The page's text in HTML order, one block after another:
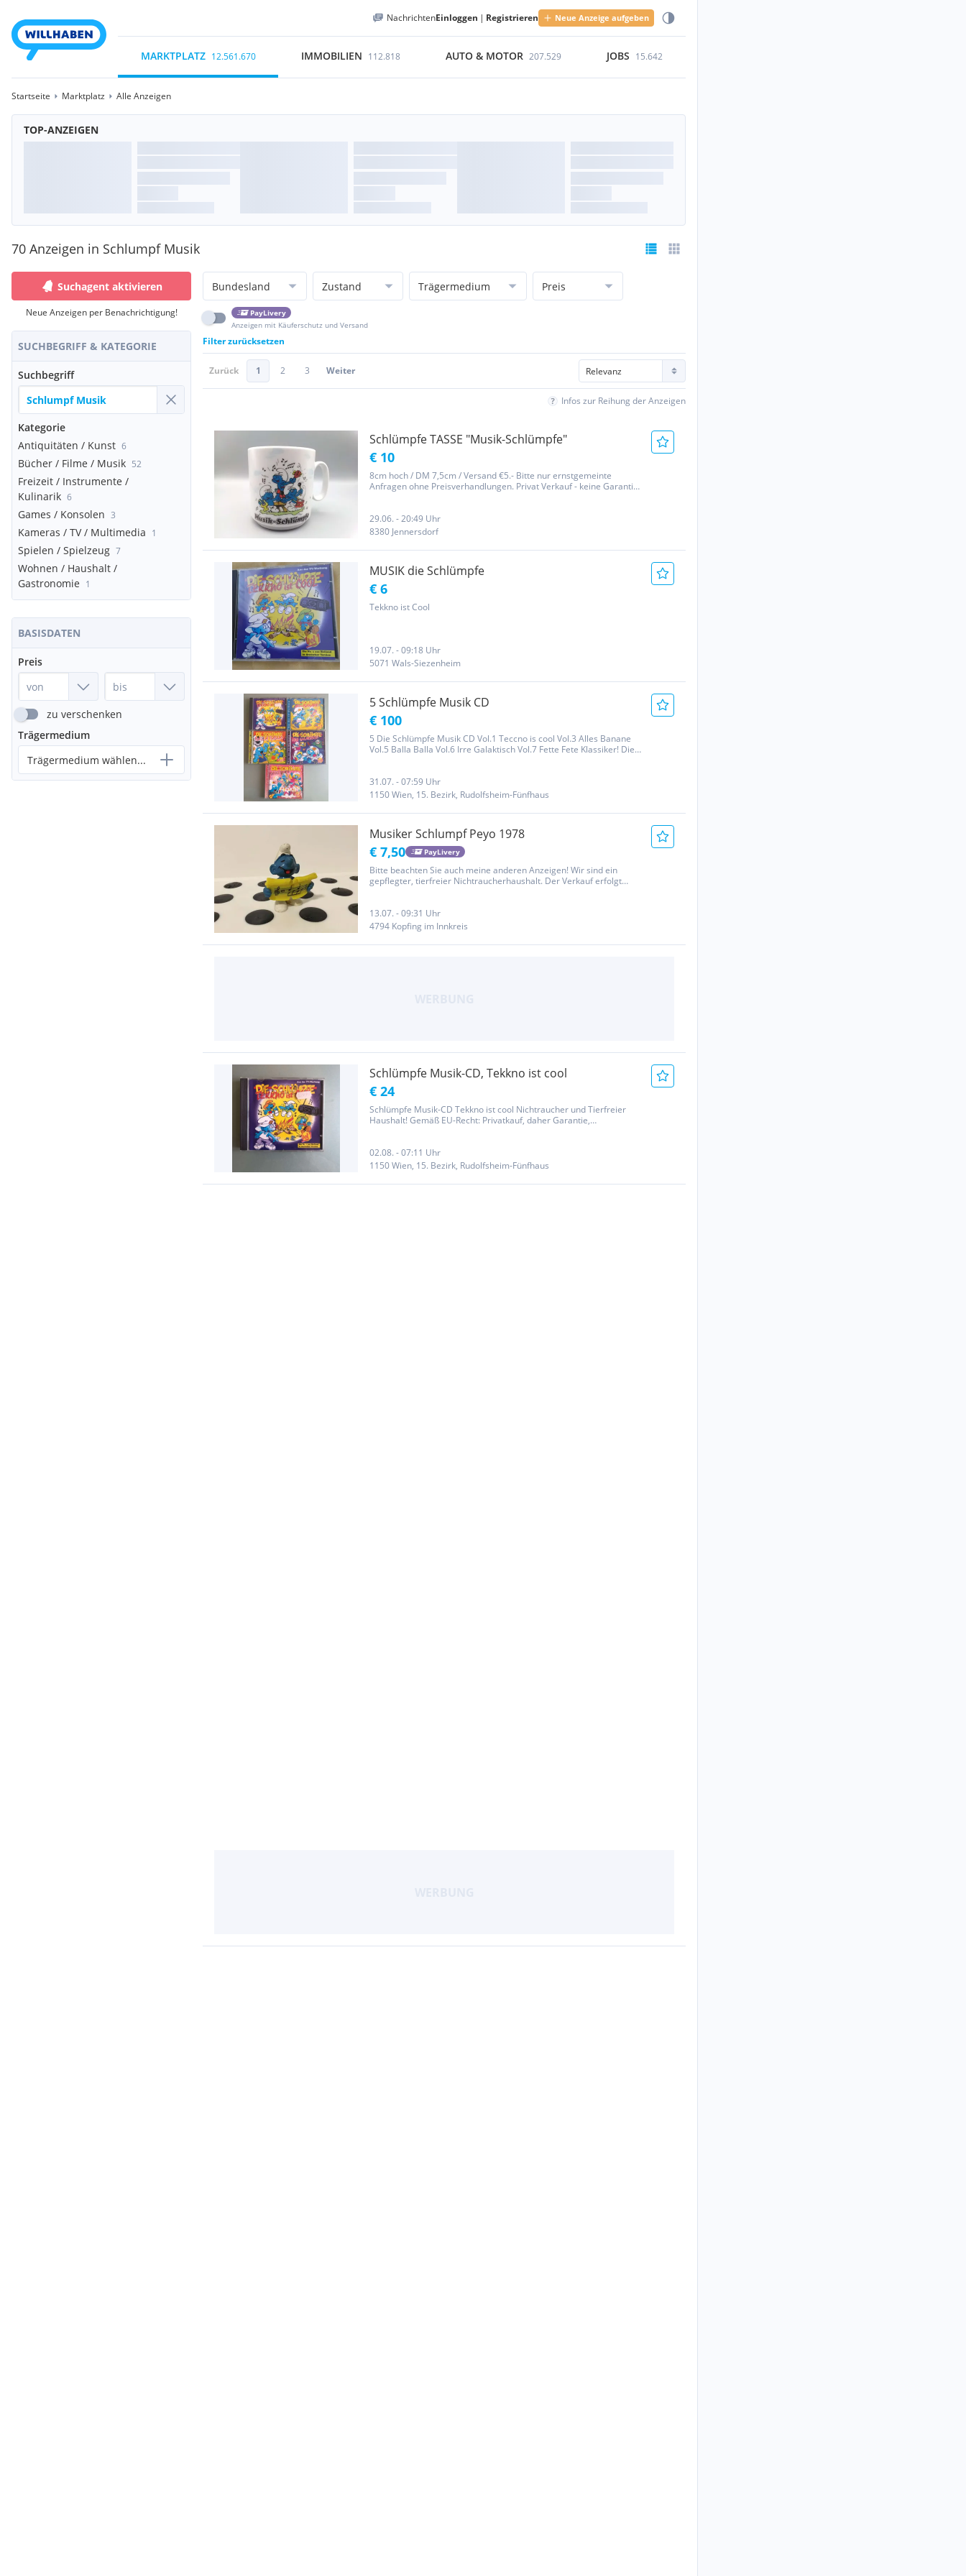
NachrichtenEinloggen | Registrieren Neue Anzeige aufgeben
MARKTPLATZ 12.561.670 IMMOBILIEN 112.818 AUTO & MOTOR 207.529 JOBS 15.642
Startseite Marktplatz Alle Anzeigen
TOP-ANZEIGEN
70 Anzeigen in Schlumpf Musik
Suchagent aktivieren
Neue Anzeigen per Benachrichtigung!
SUCHBEGRIFF & KATEGORIE
Suchbegriff
Kategorie
Antiquitäten / Kunst 6
Bücher / Filme / Musik 52
Freizeit / Instrumente /
Kulinarik 6
Games / Konsolen 3
Kameras / TV / Multimedia 1
Spielen / Spielzeug 7
Wohnen / Haushalt /
Gastronomie 1
BASISDATEN
Preis
zu verschenken
Trägermedium
Trägermedium wählen...
Bundesland Zustand Trägermedium Preis
PayLivery
Anzeigen mit Käuferschutz und Versand
Filter zurücksetzen
Zurück 1 2 3 Weiter
Infos zur Reihung der Anzeigen
Schlümpfe TASSE "Musik-Schlümpfe"
€ 10
8cm hoch / DM 7,5cm / Versand €5.- Bitte nur ernstgemeinte
Anfragen ohne Preisverhandlungen. Privat Verkauf - keine Garantie
29.06. - 20:49 Uhr
8380 Jennersdorf
MUSIK die Schlümpfe
€ 6
Tekkno ist Cool
19.07. - 09:18 Uhr
5071 Wals-Siezenheim
5 Schlümpfe Musik CD
€ 100
5 Die Schlümpfe Musik CD Vol.1 Teccno is cool Vol.3 Alles Banane
Vol.5 Balla Balla Vol.6 Irre Galaktisch Vol.7 Fette Fete Klassiker! Die
31.07. - 07:59 Uhr
1150 Wien, 15. Bezirk, Rudolfsheim-Fünfhaus
Musiker Schlumpf Peyo 1978
€ 7,50 PayLivery
Bitte beachten Sie auch meine anderen Anzeigen! Wir sind ein
gepflegter, tierfreier Nichtraucherhaushalt. Der Verkauf erfolgt
13.07. - 09:31 Uhr
4794 Kopfing im Innkreis
Schlümpfe Musik-CD, Tekkno ist cool
€ 24
Schlümpfe Musik-CD Tekkno ist cool Nichtraucher und Tierfreier
Haushalt! Gemäß EU-Recht: Privatkauf, daher Garantie,
02.08. - 07:11 Uhr
1150 Wien, 15. Bezirk, Rudolfsheim-Fünfhaus